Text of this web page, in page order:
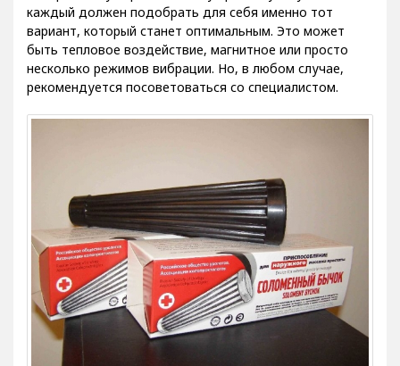
каждый должен подобрать для себя именно тот
вариант, который станет оптимальным. Это может
быть тепловое воздействие, магнитное или просто
несколько режимов вибрации. Но, в любом случае,
рекомендуется посоветоваться со специалистом.